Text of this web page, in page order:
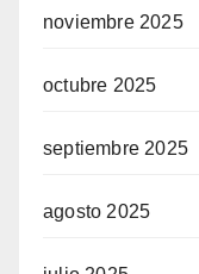
noviembre 2025
octubre 2025
septiembre 2025
agosto 2025